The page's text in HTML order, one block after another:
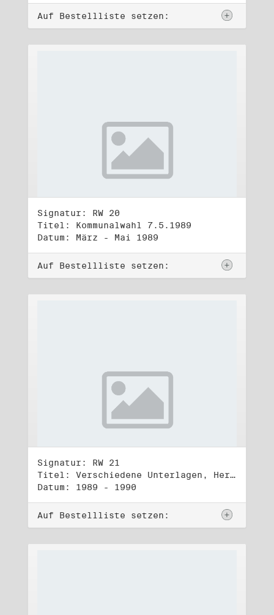
Auf Bestellliste setzen:
Signatur: RW 20
Titel: Kommunalwahl 7.5.1989
Datum: März - Mai 1989
Auf Bestellliste setzen:
Signatur: RW 21
Titel: Verschiedene Unterlagen, Herbst 1989 bis Herbst 1990
Datum: 1989 - 1990
Auf Bestellliste setzen: